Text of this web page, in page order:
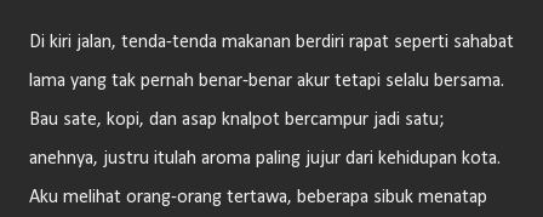
Di kiri jalan, tenda-tenda makanan berdiri rapat seperti sahabat
lama yang tak pernah benar-benar akur tetapi selalu bersama.
Bau sate, kopi, dan asap knalpot bercampur jadi satu;
anehnya, justru itulah aroma paling jujur dari kehidupan kota.
Aku melihat orang-orang tertawa, beberapa sibuk menatap